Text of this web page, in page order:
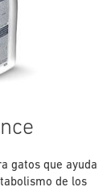
gatos que ayuda
de los